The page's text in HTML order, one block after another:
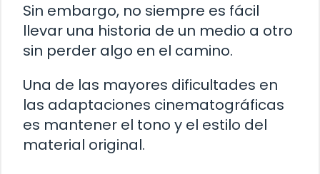
Sin embargo, no siempre es fácil
llevar una historia de un medio a otro
sin perder algo en el camino.
Una de las mayores dificultades en
las adaptaciones cinematográficas
es mantener el tono y el estilo del
material original.